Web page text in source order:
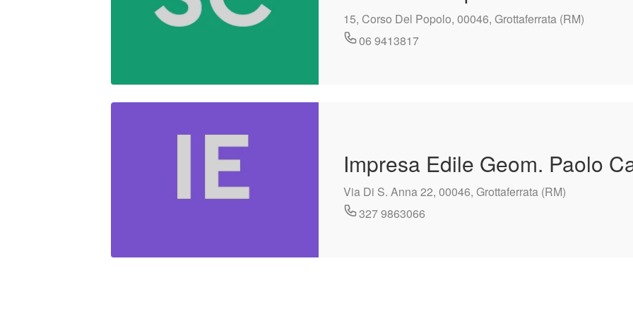
15, Corso Del Popolo, 00046, Grottaferrata (RM)
06 9413817
Impresa Edile Geom. Paolo
Via Di S. Anna 22, 00046, Grottaferrata (RM)
327 9863066